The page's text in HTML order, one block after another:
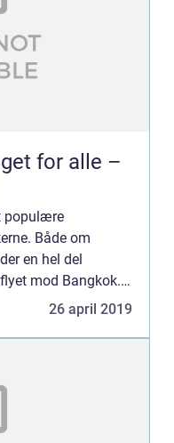
for alle –
populære
Både om
en hel del
mod Bangkok.
er nemlig et
26 april 2019